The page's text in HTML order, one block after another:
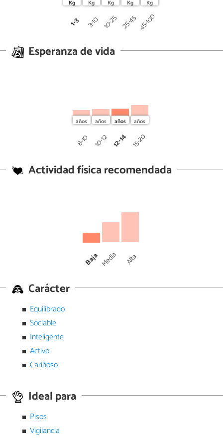
1-3 3-10 10-25 25-45 45-100
Esperanza de vida
8-10 10-12 12-14 15-20
Actividad física recomendada
BajaMedia Alta
Carácter
Equilibrado
Sociable
Inteligente
Activo
Cariñoso
Ideal para
Pisos
Vigilancia